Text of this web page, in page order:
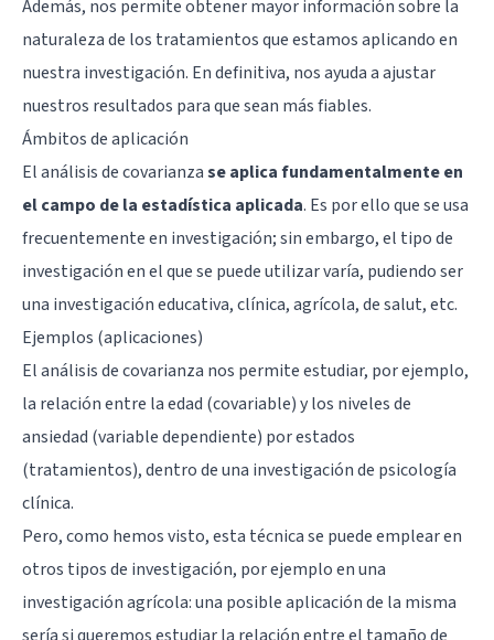
Además, nos permite obtener mayor información sobre la
naturaleza de los tratamientos que estamos aplicando en
nuestra investigación. En definitiva, nos ayuda a ajustar
nuestros resultados para que sean más fiables.
Ámbitos de aplicación
El análisis de covarianzase aplica fundamentalmente en
el campo de la estadística aplicada. Es por ello que se usa
frecuentemente en investigación; sin embargo, el tipo de
investigación en el que se puede utilizar varía, pudiendo ser
una investigación educativa, clínica, agrícola, de salut, etc.
Ejemplos (aplicaciones)
El análisis de covarianza nos permite estudiar, por ejemplo,
la relación entre la edad (covariable) y los niveles de
ansiedad (variable dependiente) por estados
(tratamientos), dentro de una investigación de psicología
clínica.
Pero, como hemos visto, esta técnica se puede emplear en
otros tipos de investigación, por ejemplo en una
investigación agrícola: una posible aplicación de la misma